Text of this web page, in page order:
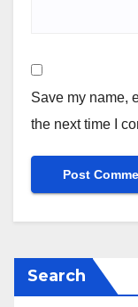
Save my name,
the next time I
Search